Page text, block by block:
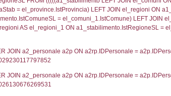
SCENARI INCIDENTALI CON IMPATTO